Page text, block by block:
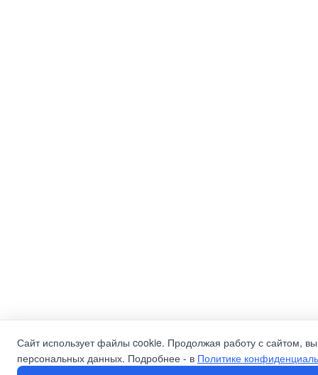
Сайт использует файлы cookie. Продолжая работу с сайтом,
персональных данных. Подробнее - в Политике